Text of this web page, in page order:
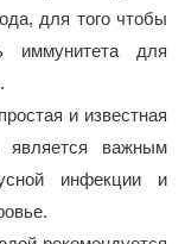
для того чтобы
иммунитета для
и известная
является важным
инфекции и